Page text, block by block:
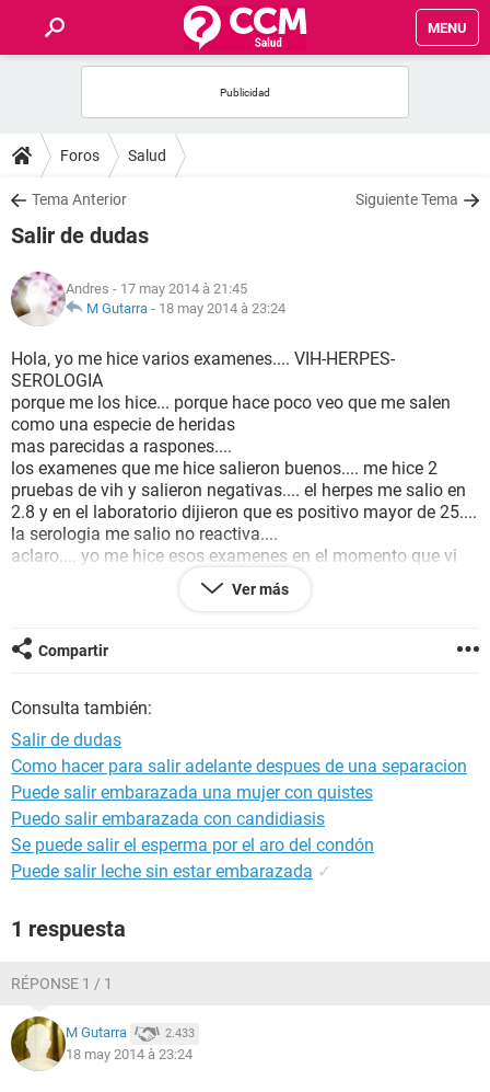
MENU
FORUMS
SALUD
NUTRICIÓN
BIENESTAR
SEXUALIDAD
GLOSARIO
Foros Salud
Tema Anterior Siguiente Tema
Salir de dudas
Andres - 17 may 2014 à 21:45
M Gutarra - 18 may 2014 à 23:24
Hola, yo me hice varios examenes.... VIH-HERPES-
SEROLOGIA
porque me los hice... porque hace poco veo que me salen
como una especie de heridas
mas parecidas a raspones....
los examenes que me hice salieron buenos.... me hice 2
pruebas de vih y salieron negativas.... el herpes me salio en
2.8 y en el laboratorio dijieron que es positivo mayor de 25....
la serologia me salio no reactiva....
aclaro.... yo me hice esos examenes en el momento que vi
puedo confiar en esos examenes?
lo puedo contribuir a que es por el calor, ya que
anteriormente yo vivia en tierra fria... y ahora vivo en una
muchas gracias....
espero pronta respuesta
saludos.....
Ver más
Compartir
Consulta también:
Salir de dudas
Como hacer para salir adelante despues de una separacion
Puede salir embarazada una mujer con quistes
Puedo salir embarazada con candidiasis
Se puede salir el esperma por el aro del condón
Puede salir leche sin estar embarazada ✓
1 respuesta
RÉPONSE 1 / 1
M Gutarra 2.433
18 may 2014 à 23:24